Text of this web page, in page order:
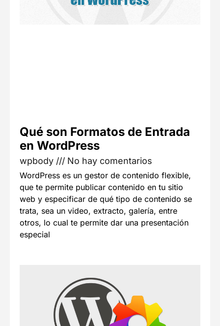
Qué son Formatos de Entrada
en WordPress
wpbody No hay comentarios
WordPress es un gestor de contenido flexible,
que te permite publicar contenido en tu sitio
web y especificar de qué tipo de contenido se
trata, sea un video, extracto, galería, entre
otros, lo cual te permite dar una presentación
especial